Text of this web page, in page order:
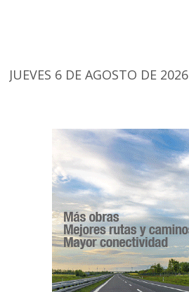
JUEVES 6 DE AGOSTO DE 2026